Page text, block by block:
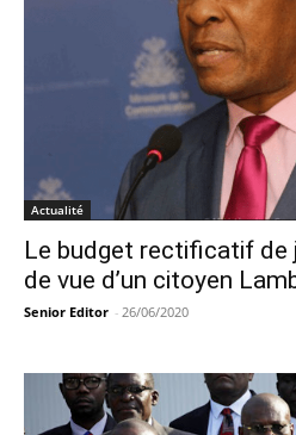
Actualité
Le budget rectificatif de
de vue d’un citoyen
Senior Editor - 26/06/2020